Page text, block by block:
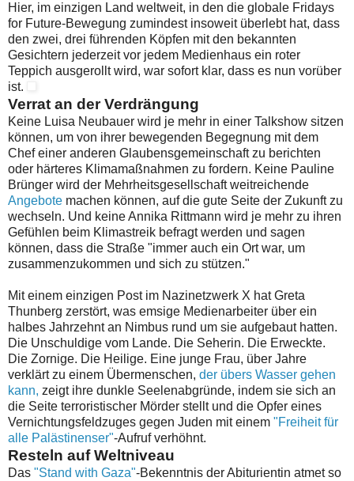
Hier, im einzigen Land weltweit, in den die globale Fridays
for Future-Bewegung zumindest insoweit überlebt hat, dass
den zwei, drei führenden Köpfen mit den bekannten
Gesichtern jederzeit vor jedem Medienhaus ein roter
Teppich ausgerollt wird, war sofort klar, dass es nun vorüber
ist.
Verrat an der Verdrängung
Keine Luisa Neubauer wird je mehr in einer Talkshow sitzen
können, um von ihrer bewegenden Begegnung mit dem
Chef einer anderen Glaubensgemeinschaft zu berichten
oder härteres Klimamaßnahmen zu fordern. Keine Pauline
Brünger wird der Mehrheitsgesellschaft weitreichende
Angebote machen können, auf die gute Seite der Zukunft zu
wechseln. Und keineAnnika Rittmann wird je mehr zu ihren
Gefühlen beim Klimastreik befragt werden und sagen
können, dass die Straße "immer auch ein Ort war, um
zusammenzukommen und sich zu stützen."
Mit einem einzigen Post im Nazinetzwerk X hat Greta
Thunberg zerstört, was emsige Medienarbeiter über ein
halbes Jahrzehnt an Nimbus rund um sie aufgebaut hatten.
Die Unschuldige vom Lande. Die Seherin. Die Erweckte.
Die Zornige. Die Heilige. Eine junge Frau, über Jahre
verklärt zu einem Übermenschen, der übers Wasser gehen
kann, zeigt ihre dunkle Seelenabgründe, indem sie sich an
die Seite terroristischer Mörder stellt und die Opfer eines
Vernichtungsfeldzuges gegen Juden mit einem "Freiheit für
alle Palästinenser"-Aufruf verhöhnt.
Resteln auf Weltniveau
Das "Stand with Gaza"-Bekenntnis der Abiturientin atmet so